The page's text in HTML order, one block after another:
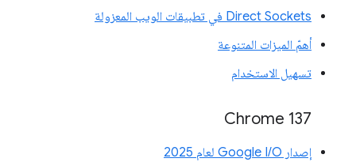
Direct Sockets في تطبيقات الويب المعزولة
أهمّ الميزات المتنوعة
تسهيل الاستخدام
‫Chrome 137
إصدار Google I/O لعام 2025